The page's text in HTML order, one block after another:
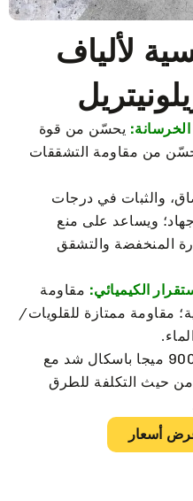
لألياف
يحسّن من قوة
يحسّن من مقاومة التشققات
والثبات في درجات
ويساعد على منع
المنخفضة والتشقق
الكيميائي: مقاومة
مئوية؛ مقاومة ممتازة للقلويات/
≥900 ميجا باسكال شد مع
من حيث التكلفة للطرق
أسعار